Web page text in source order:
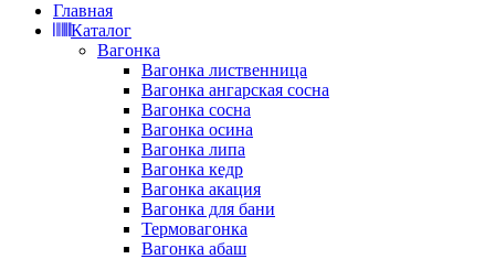
Главная
Каталог
Вагонка
Вагонка лиственница
Вагонка ангарская сосна
Вагонка сосна
Вагонка осина
Вагонка липа
Вагонка кедр
Вагонка акация
Вагонка для бани
Термовагонка
Вагонка абаш